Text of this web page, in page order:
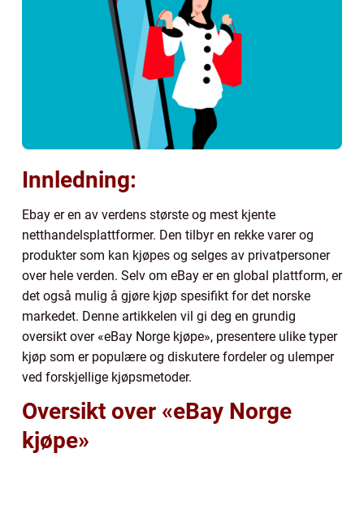
Innledning:
Ebay er en av verdens største og mest kjente
netthandelsplattformer. Den tilbyr en rekke varer og
produkter som kan kjøpes og selges av privatpersoner
over hele verden. Selv om eBay er en global plattform, er
det også mulig å gjøre kjøp spesifikt for det norske
markedet. Denne artikkelen vil gi deg en grundig
oversikt over «eBay Norge kjøpe», presentere ulike typer
kjøp som er populære og diskutere fordeler og ulemper
ved forskjellige kjøpsmetoder.
Oversikt over «eBay Norge
kjøpe»